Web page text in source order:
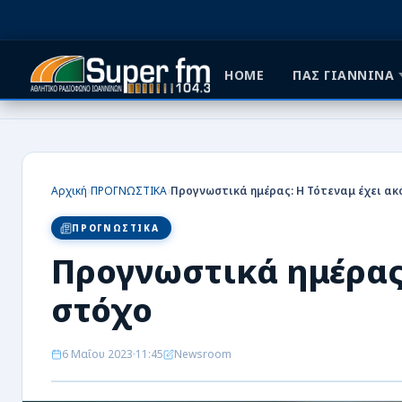
HOME ΠΑΣ ΓΙΑΝΝΙΝΑ
HOME
ΜΠΑΣΚΕΤ
Αρχική›ΠΡΟΓΝΩΣΤΙΚΑ›Προγνωστικά ημέρας: Η Τότεναμ έχει
ΠΡΟΓΝΩΣΤΙΚΑ
Προγνωστικά
στόχο
6 Μαΐου 2023 11:45 Newsroom